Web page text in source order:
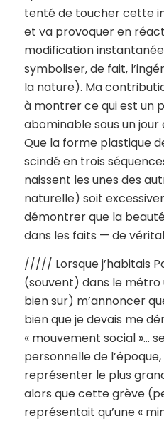
tenté de toucher cette
et va provoquer en
modification
symboliser, de fait,
la nature). Ma
à montrer ce qui est un
abominable sous un
Que la forme plastique
scindé en trois
naissent les unes des
naturelle) soit
démontrer que la
dans les faits — de
///// Lorsque j’habitais
(souvent) dans le métro
bien sur) m’annoncer
bien que je devais me
« mouvement social »…
personnelle de
représenter le plus
alors que cette grève
représentait qu’une «